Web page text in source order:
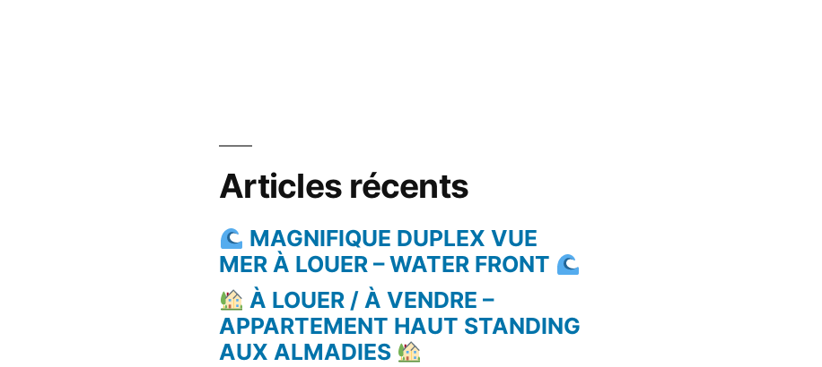
Articles récents
MAGNIFIQUE DUPLEX VUE
MER À LOUER – WATER FRONT
À LOUER / À VENDRE –
APPARTEMENT HAUT STANDING
AUX ALMADIES